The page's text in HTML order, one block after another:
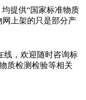
提供“国家标准物质
上架的只是部分产
线，欢迎随时咨询标
质检测检验等相关